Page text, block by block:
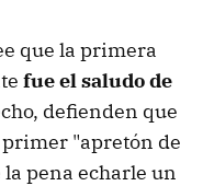
que la primera
fue el saludo de
defienden que
primer "apretón de
pena echarle un